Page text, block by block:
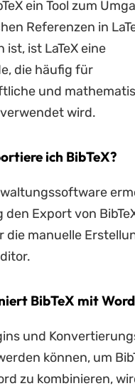
ein Tool zum
Referenzen in
ist, ist LaTeX eine
die häufig für
und
wird.
ich BibTeX?
den Export von
die manuelle
BibTeX mit
und
können, um
zu kombinieren,